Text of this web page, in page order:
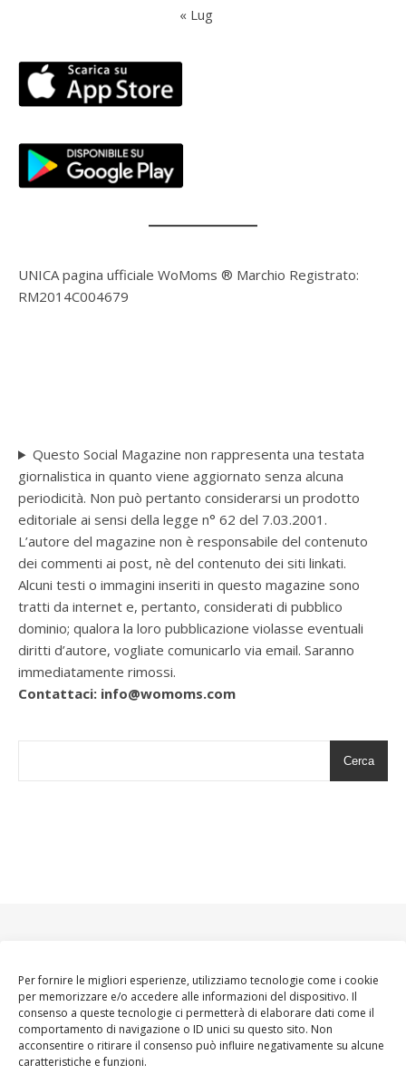
Per fornire le migliori esperienze, utilizziamo tecnologie come i cookie
per memorizzare e/o accedere alle informazioni del dispositivo. Il
consenso a queste tecnologie ci permetterà di elaborare dati come il
comportamento di navigazione o ID unici su questo sito. Non
acconsentire o ritirare il consenso può influire negativamente su alcune
caratteristiche e funzioni.
« Lug
UNICA pagina ufficiale WoMoms ® Marchio Registrato:
RM2014C004679
Questo Social Magazine non rappresenta una testata
giornalistica in quanto viene aggiornato senza alcuna
periodicità. Non può pertanto considerarsi un prodotto
editoriale ai sensi della legge n° 62 del 7.03.2001.
L’autore del magazine non è responsabile del contenuto
dei commenti ai post, nè del contenuto dei siti linkati.
Alcuni testi o immagini inseriti in questo magazine sono
tratti da internet e, pertanto, considerati di pubblico
dominio; qualora la loro pubblicazione violasse eventuali
diritti d’autore, vogliate comunicarlo via email. Saranno
immediatamente rimossi.
Contattaci: info@womoms.com
Cerca